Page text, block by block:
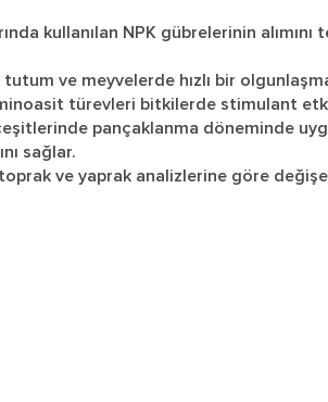
kullanılan NPK gübrelerinin alımını
ve meyvelerde hızlı bir
türevleri bitkilerde stimulant
pançaklanma döneminde
sağlar.
ve yaprak analizlerine göre